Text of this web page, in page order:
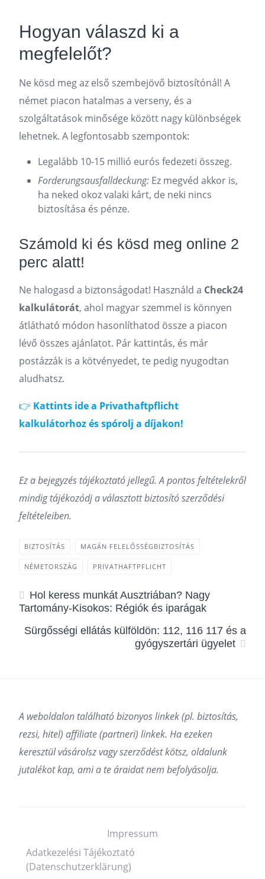
Hogyan válaszd ki a
megfelelőt?
Ne kösd meg az első szembejövő biztosítónál! A
német piacon hatalmas a verseny, és a
szolgáltatások minősége között nagy különbségek
lehetnek. A legfontosabb szempontok:
Legalább 10-15 millió eurós fedezeti összeg.
Forderungsausfalldeckung: Ez megvéd akkor is,
ha neked okoz valaki kárt, de neki nincs
biztosítása és pénze.
Számold ki és kösd meg online 2
perc alatt!
Ne halogasd a biztonságodat! Használd a Check24
kalkulátorát, ahol magyar szemmel is könnyen
átlátható módon hasonlíthatod össze a piacon
lévő összes ajánlatot. Pár kattintás, és már
postázzák is a kötvényedet, te pedig nyugodtan
aludhatsz.
👉 Kattints ide a Privathaftpflicht
kalkulátorhoz és spórolj a díjakon!
Ez a bejegyzés tájékoztató jellegű. A pontos feltételekről
mindig tájékozódj a választott biztosító szerződési
feltételeiben.
BIZTOSÍTÁS MAGÁN FELELŐSSÉGBIZTOSÍTÁS
NÉMETORSZÁG PRIVATHAFTPFLICHT
Hol keress munkát Ausztriában? Nagy
Tartomány-Kisokos: Régiók és iparágak
Sürgősségi ellátás külföldön: 112, 116 117 és a
gyógyszertári ügyelet
A weboldalon található bizonyos linkek (pl. biztosítás,
rezsi, hitel) affiliate (partneri) linkek. Ha ezeken
keresztül vásárolsz vagy szerződést kötsz, oldalunk
jutalékot kap, ami a te áraidat nem befolyásolja.
Impressum
Adatkezelési Tájékoztató
(Datenschutzerklärung)